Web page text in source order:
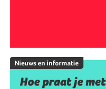
Nieuws en informatie
Hoe praat je